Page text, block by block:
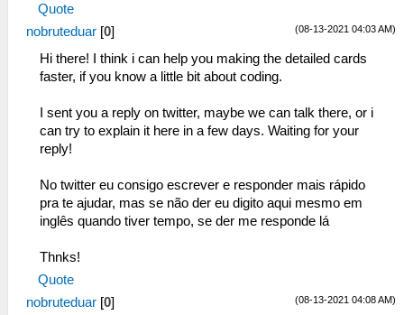
Quote
(08-13-2021 04:03 AM)
nobruteduar [0]
Hi there! I think i can help you making the detailed cards
faster, if you know a little bit about coding.
I sent you a reply on twitter, maybe we can talk there, or i
can try to explain it here in a few days. Waiting for your
reply!
No twitter eu consigo escrever e responder mais rápido
pra te ajudar, mas se não der eu digito aqui mesmo em
inglês quando tiver tempo, se der me responde lá
Thnks!
Quote
(08-13-2021 04:08 AM)
nobruteduar [0]